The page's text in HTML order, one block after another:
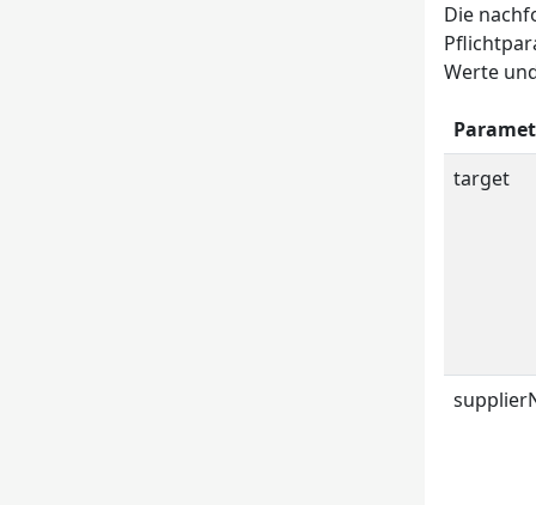
Die
Werte
target